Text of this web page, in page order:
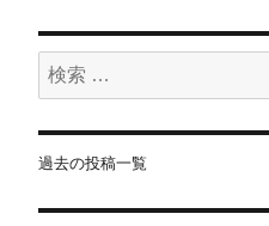
ョ
ン
検
索:
過去の投稿一覧